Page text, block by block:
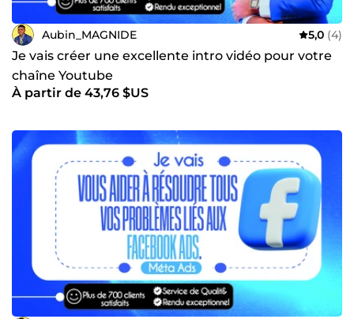
Aubin_MAGNIDE 5,0 (4)
Je vais créer une excellente intro vidéo pour votre
chaîne Youtube
À partir de 43,76 $US